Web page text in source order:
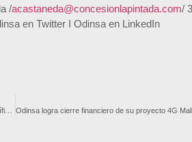
/acastaneda@concesionlapintada.com/
en Twitter I Odinsa en LinkedIn